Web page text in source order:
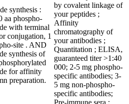
synthesis :
aa phospho-
with terminal
conjugation, 1
site . AND
synthesis of
for affinity
preparation.
by covalent linkage of
your peptides ;
Affinity
chromatography of
your antibodies ;
Quantitation ; ELISA,
guaranteed titer >1:40
000; 2-5 mg phospho-
specific antibodies; 3-
5 mg non-phospho-
specific antibodies;
Pre-immune sera ;